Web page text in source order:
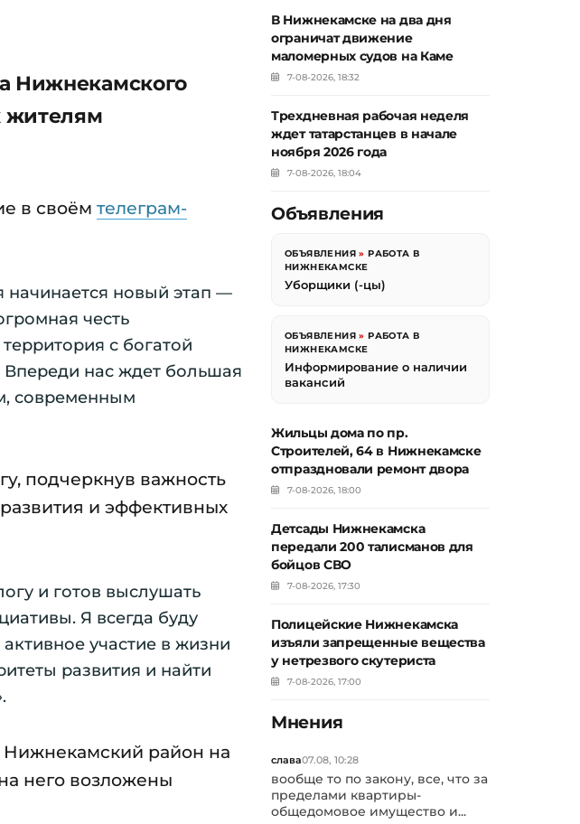
Нижнекамского
жителям
в своём телеграм-
новый этап —
честь
с богатой
нас ждет большая
современным
подчеркнув важность
и эффективных
и готов выслушать
Я всегда буду
участие в жизни
развития и найти
Нижнекамский район на
него возложены
В Нижнекамске на два дня
ограничат движение
маломерных судов на Каме
7-08-2026, 18:32
Трехдневная рабочая неделя
ждет татарстанцев в начале
ноября 2026 года
7-08-2026, 18:04
Объявления
ОБЪЯВЛЕНИЯ »РАБОТА В
НИЖНЕКАМСКЕ
Уборщики (-цы)
ОБЪЯВЛЕНИЯ »РАБОТА В
НИЖНЕКАМСКЕ
Информирование о наличии
вакансий
Жильцы дома по пр.
Строителей, 64 в Нижнекамске
отпраздновали ремонт двора
7-08-2026, 18:00
Детсады Нижнекамска
передали 200 талисманов для
бойцов СВО
7-08-2026, 17:30
Полицейские Нижнекамска
изъяли запрещенные вещества
у нетрезвого скутериста
7-08-2026, 17:00
Мнения
слава07.08, 10:28
вообще то по закону, все, что за
пределами квартиры-
общедомовое имущество и...